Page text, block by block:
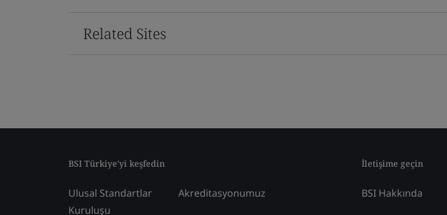
Related Sites
BSI Türkiye'yi keşfedin
Ulusal Standartlar
Kuruluşu
Akreditasyonumuz
İletişime geçin
BSI Hakkında